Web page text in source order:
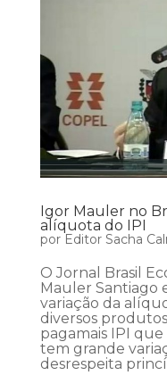
Igor Mauler no
alíquota do IPI
por Editor Sacha
O Jornal Brasil
Mauler Santiago
variação da
diversos
pagamais IPI
tem grande
desrespeita